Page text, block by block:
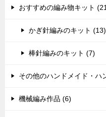
おすすめの編み物キット
かぎ針編みのキット (13)
棒針編みのキット (7)
その他のハンドメイド・ハ
機械編み作品 (6)